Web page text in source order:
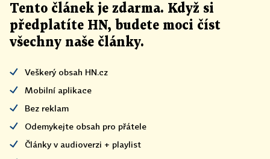
Tento článek je zdarma. Když si
předplatíte HN, budete moci číst
všechny naše články.
Veškerý obsah HN.cz
Mobilní aplikace
Bez reklam
Odemykejte obsah pro přátele
Články v audioverzi + playlist